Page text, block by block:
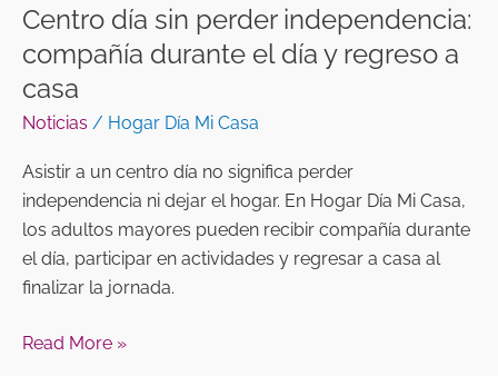
Centro día sin perder independencia:
compañía durante el día y regreso a
casa
Noticias / Hogar Día Mi Casa
Asistir a un centro día no significa perder
independencia ni dejar el hogar. En Hogar Día Mi Casa,
los adultos mayores pueden recibir compañía durante
el día, participar en actividades y regresar a casa al
finalizar la jornada.
casa
Read More »